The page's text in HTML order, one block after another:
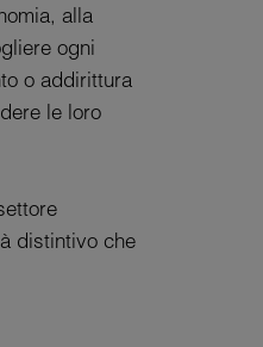
alla
ogni
o addirittura
le loro
distintivo che